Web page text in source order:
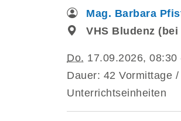
Mag. Barbara
VHS Bludenz
Do. 17.09.2026, 08:30
Dauer: 42 Vormittage
Unterrichtseinheiten